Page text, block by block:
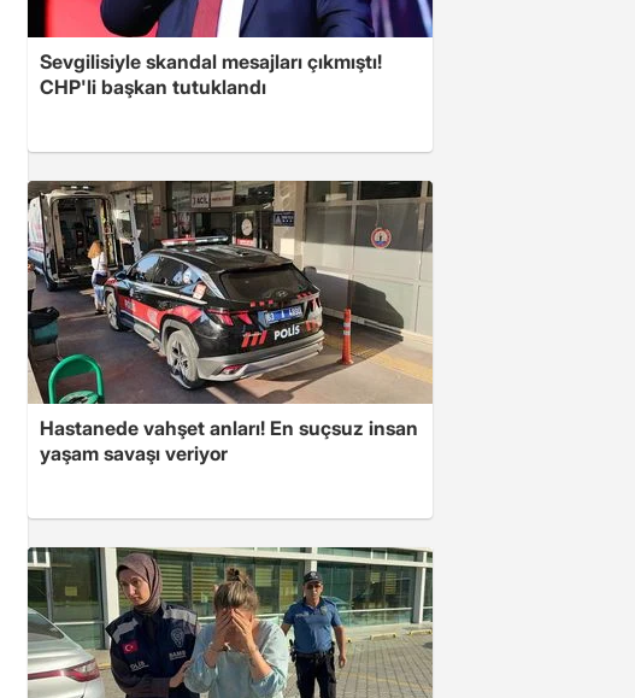
Sevgilisiyle skandal mesajları çıkmıştı!
CHP'li başkan tutuklandı
Hastanede vahşet anları! En suçsuz insan
yaşam savaşı veriyor